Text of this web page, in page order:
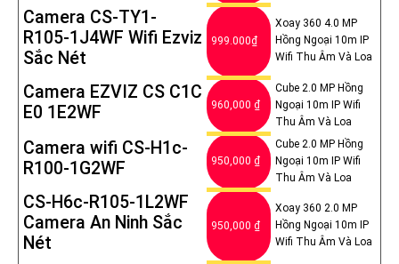
Camera CS-TY1-
R105-1J4WF Wifi Ezviz
Sắc Nét
999.000₫
Xoay 360 4.0 MP
Hồng Ngoại 10m IP
Wifi Thu Âm Và Loa
Camera EZVIZ CS C1C
E0 1E2WF
960,000 ₫
Cube 2.0 MP Hồng
Ngoại 10m IP Wifi
Thu Âm Và Loa
Camera wifi CS-H1c-
R100-1G2WF
950,000 ₫
Cube 2.0 MP Hồng
Ngoại 10m IP Wifi
Thu Âm Và Loa
CS-H6c-R105-1L2WF
Camera An Ninh Sắc
Nét
950,000 ₫
Xoay 360 2.0 MP
Hồng Ngoại 10m IP
Wifi Thu Âm Và Loa